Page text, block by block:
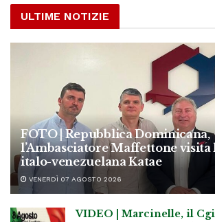
ULTIME NOTIZIE
FOTO | Repubblica Dominicana,
l’Ambasciatore Maffettone visita
italo-venezuelana Katae
VENERDÌ 07 AGOSTO 2026
VIDEO | Marcinelle, il